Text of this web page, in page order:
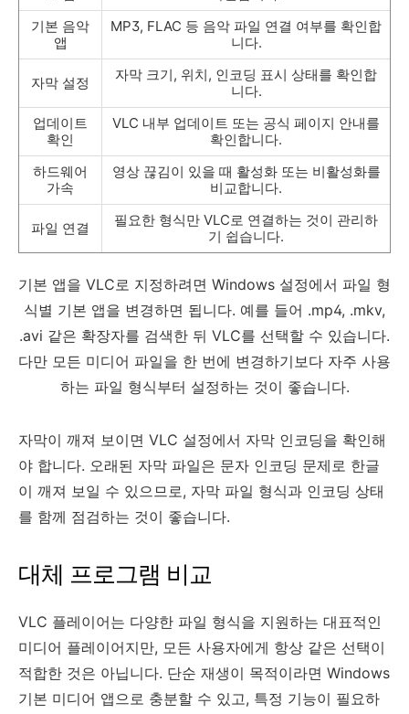
기본 음악
앱
MP3, FLAC 등 음악 파일 연결 여부를 확인합
니다.
자막 설정
자막 크기, 위치, 인코딩 표시 상태를 확인합
니다.
업데이트
확인
VLC 내부 업데이트 또는 공식 페이지 안내를
확인합니다.
하드웨어
가속
영상 끊김이 있을 때 활성화 또는 비활성화를
비교합니다.
파일 연결
필요한 형식만 VLC로 연결하는 것이 관리하
기 쉽습니다.
기본 앱을 VLC로 지정하려면 Windows 설정에서 파일 형
식별 기본 앱을 변경하면 됩니다. 예를 들어 .mp4, .mkv,
.avi 같은 확장자를 검색한 뒤 VLC를 선택할 수 있습니다.
다만 모든 미디어 파일을 한 번에 변경하기보다 자주 사용
하는 파일 형식부터 설정하는 것이 좋습니다.
자막이 깨져 보이면 VLC 설정에서 자막 인코딩을 확인해
야 합니다. 오래된 자막 파일은 문자 인코딩 문제로 한글
이 깨져 보일 수 있으므로, 자막 파일 형식과 인코딩 상태
를 함께 점검하는 것이 좋습니다.
대체 프로그램 비교
VLC 플레이어는 다양한 파일 형식을 지원하는 대표적인
미디어 플레이어지만, 모든 사용자에게 항상 같은 선택이
적합한 것은 아닙니다. 단순 재생이 목적이라면 Windows
기본 미디어 앱으로 충분할 수 있고, 특정 기능이 필요하